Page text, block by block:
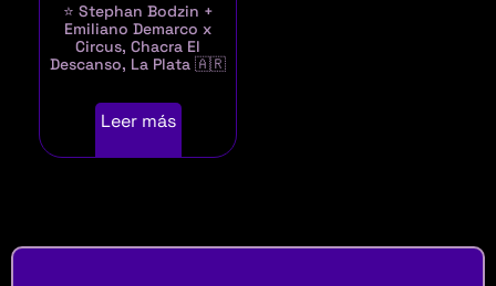
⭐ Stephan Bodzin +
Emiliano Demarco x
Circus, Chacra El
Descanso, La Plata 🇦🇷
Leer más